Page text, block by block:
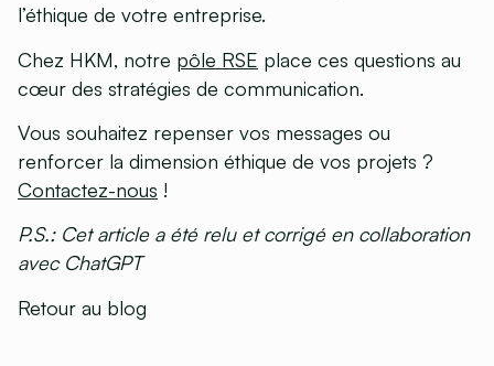
l’éthique de votre entreprise.
Chez HKM, notre pôle RSE place ces questions au
cœur des stratégies de communication.
Vous souhaitez repenser vos messages ou
renforcer la dimension éthique de vos projets ?
Contactez-nous !
P.S.: Cet article a été relu et corrigé en collaboration
avec ChatGPT
Retour au blog